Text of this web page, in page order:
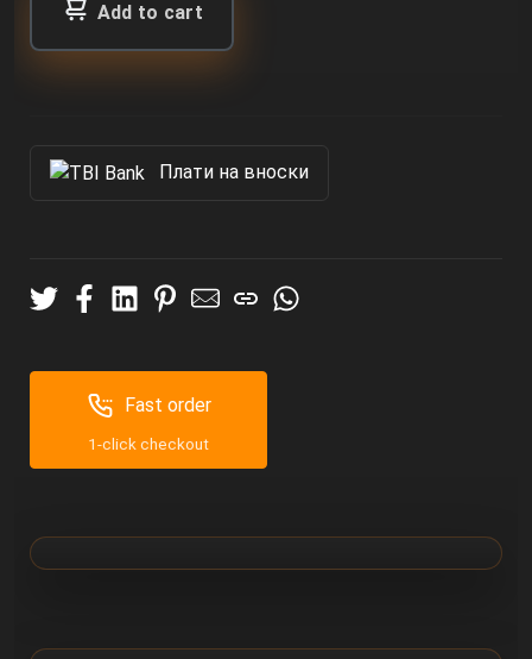
Add to cart
Πлати на вноски
Fast order
1-click checkout